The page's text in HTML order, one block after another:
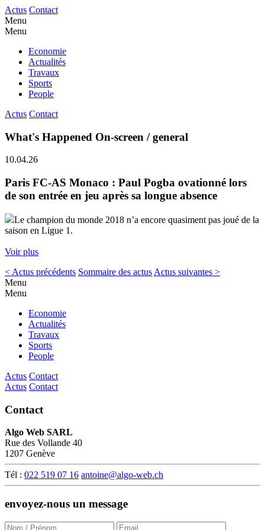
Actus Contact
Menu
Menu
Economie
Actualités
Travaux
Sports
People
Actus Contact
What's Happened On-screen / general
10.04.26
Paris FC-AS Monaco : Paul Pogba ovationné lors
de son entrée en jeu après sa longue absence
Le champion du monde 2018 n’a encore quasiment pas joué de la
saison en Ligue 1.
Voir plus
< Actus précédents Sommaire des actus Actus suivantes >
Menu
Menu
Economie
Actualités
Travaux
Sports
People
Actus Contact
Actus Contact
Contact
Algo Web SARL
Rue des Vollande 40
1207 Genève
Tél : 022 519 07 16 antoine@algo-web.ch
envoyez-nous un message